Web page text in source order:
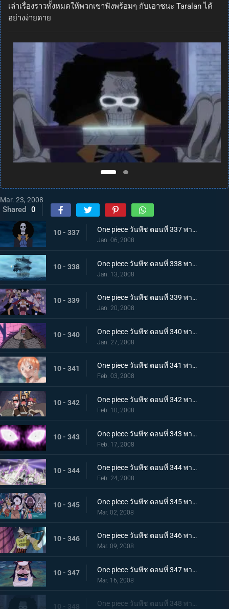
เล่าเรื่องราวทั้งหมดให้พวกเขาฟังพร้อมๆ กับเอาชนะ Taralan ได้
อย่างง่ายดาย
Mar. 23, 2008
Shared 0
10 - 337 One piece วันพีช ตอนที่ 337 พากย์ไทย ตะลุยสู่ทะเลปีศาจ! โครงกระดูกลึกลับในทะเลหมอก!
Jan. 06, 2008
10 - 338 One piece วันพีช ตอนที่ 338 พากย์ไทย ความยินดีที่ได้พบกับผู้คน! ตัวจริงของสุภาพบุรุษโครงกระดูก
Jan. 13, 2008
10 - 339 One piece วันพีช ตอนที่ 339 พากย์ไทย ปรากฏการณ์ลึกลับสั่นประสาท! ขึ้นฝั่งธริลเลอร์บาร์ค
Jan. 20, 2008
10 - 340 One piece วันพีช ตอนที่ 340 พากย์ไทย ชายผู้ถูกเรียกว่าอัจฉริยะ! ฮ็อกแบ็คปรากฏตัว!
Jan. 27, 2008
10 - 341 One piece วันพีช ตอนที่ 341 พากย์ไทย นามิเจอศึกหนัก! คฤหาสซอมบี้กับมนุษย์ล่องหน!
Feb. 03, 2008
10 - 342 One piece วันพีช ตอนที่ 342 พากย์ไทย ปริศนาซอมบี้! ห้องวิจัยฝันร้ายของฮอร์กแบค!!
Feb. 10, 2008
10 - 343 One piece วันพีช ตอนที่ 343 พากย์ไทย มันชื่อโมเรีย! กับดักโจรสลัดที่กุมเงาเอาไว้
Feb. 17, 2008
10 - 344 One piece วันพีช ตอนที่ 344 พากย์ไทย งานเลี้ยงบทเพลงซอมบี้! ระฆังราตรีพิฆาตคือเสียงความมืด
Feb. 24, 2008
10 - 345 One piece วันพีช ตอนที่ 345 พากย์ไทย สรรพสัตว์มากมาย? สวนมหัศจรรย์ของเพโรน่า
Mar. 02, 2008
10 - 346 One piece วันพีช ตอนที่ 346 พากย์ไทย กลุ่มหมวกฟางหายไป? นักดาบลึกลับปรากฏตัว!
Mar. 09, 2008
10 - 347 One piece วันพีช ตอนที่ 347 พากย์ไทย วิถีอัศวินที่เหลืออยู่! ซอมบี้ทรยศผู้ปกป้องนามิ
Mar. 16, 2008
10 - 348 One piece วันพีช ตอนที่ 348 พากย์ไทย ลงมาจากฟากฟ้า! สุภาพบุรุษฮัมเพลงคือชายคนนั้น!